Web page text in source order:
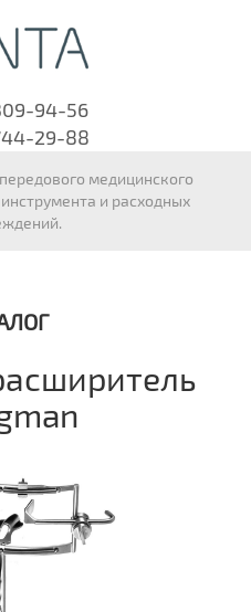
94-56
29-88
медицинского
и расходных